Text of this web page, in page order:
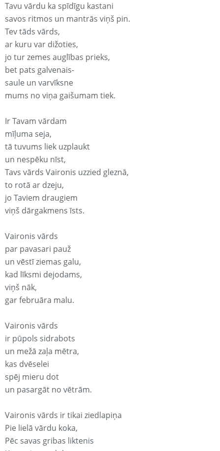
Tavu vārdu ka spīdīgu kastani
savos ritmos un mantrās viņš pin.
Tev tāds vārds,
ar kuru var dižoties,
jo tur zemes auglības prieks,
bet pats galvenais-
saule un varvīksne
mums no viņa gaišumam tiek.
Ir Tavam vārdam
mīļuma seja,
tā tuvums liek uzplaukt
un nespēku nīst,
Tavs vārds Vaironis uzzied gleznā,
to rotā ar dzeju,
jo Taviem draugiem
viņš dārgakmens īsts.
Vaironis vārds
par pavasari pauž
un vēstī ziemas galu,
kad līksmi dejodams,
viņš nāk,
gar februāra malu.
Vaironis vārds
ir pūpols sidrabots
un mežā zaļa mētra,
kas dvēselei
spēj mieru dot
un pasargāt no vētrām.
Vaironis vārds ir tikai ziedlapiņa
Pie lielā vārdu koka,
Pēc savas gribas liktenis